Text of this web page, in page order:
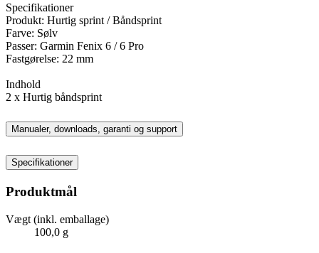
Specifikationer
Produkt: Hurtig sprint / Båndsprint
Farve: Sølv
Passer: Garmin Fenix ​​6 / 6 Pro
Fastgørelse: 22 mm
Indhold
2 x Hurtig båndsprint
Manualer, downloads, garanti og support
Specifikationer
Produktmål
Vægt (inkl. emballage)
100,0 g